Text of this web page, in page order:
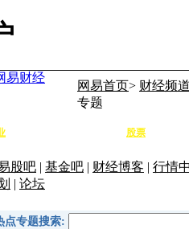
网易首页> 财经频道
专题
股票
股吧 | 基金吧 | 财经博客 | 行情
| 论坛
点专题搜索: